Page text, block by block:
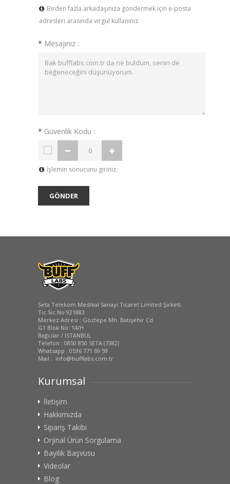
Birden fazla arkadaşınıza göndermek için e-posta
adresleri arasında virgül kullanınız.
* Mesajınız :
* Güvenlik Kodu :
İşlemin sonucunu giriniz.
Seta Telekom Medikal Sanayi Ticaret Limited Şirketi.
Tic.Sic.No:921883
Merkez Adresi : Göztepe Mh. Batışehir Cd.
G1 Blok No: 14/H
Bağcılar / İSTANBUL
Telefon : 0850 850 SETA (7382)
Whatsapp : 0536 771 69 59
Mail : info@bufflabs.com.tr
Kurumsal
İletişim
Hakkımızda
Sipariş Takibi
Orjinal Ürün Sorgulama
Bayilik Başvusu
Videolar
Blog